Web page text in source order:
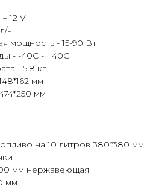
12 V
ч
мощность - 15-90 Вт
- -40С - +40С
- 5,8 кг
мм
мм
на 10 литров 380*380 мм
мм нержавеющая
мм